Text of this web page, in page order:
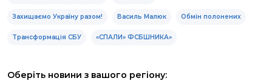
Захищаємо Україну разом! Василь Малюк Обмін полонених
Трансформація СБУ «СПАЛИ» ФСБШНИКА»
Оберіть новини з вашого регіону: